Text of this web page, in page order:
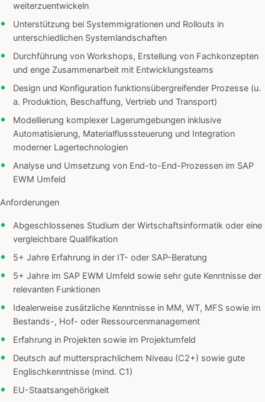
weiterzuentwickeln
Unterstützung bei Systemmigrationen und Rollouts in
unterschiedlichen Systemlandschaften
Durchführung von Workshops, Erstellung von Fachkonzepten
und enge Zusammenarbeit mit Entwicklungsteams
Design und Konfiguration funktionsübergreifender Prozesse (u.
a. Produktion, Beschaffung, Vertrieb und Transport)
Modellierung komplexer Lagerumgebungen inklusive
Automatisierung, Materialflusssteuerung und Integration
moderner Lagertechnologien
Analyse und Umsetzung von End-to-End-Prozessen im SAP
EWM Umfeld
Anforderungen
Abgeschlossenes Studium der Wirtschaftsinformatik oder eine
vergleichbare Qualifikation
5+ Jahre Erfahrung in der IT- oder SAP-Beratung
5+ Jahre im SAP EWM Umfeld sowie sehr gute Kenntnisse der
relevanten Funktionen
Idealerweise zusätzliche Kenntnisse in MM, WT, MFS sowie im
Bestands-, Hof- oder Ressourcenmanagement
Erfahrung in Projekten sowie im Projektumfeld
Deutsch auf muttersprachlichem Niveau (C2+) sowie gute
Englischkenntnisse (mind. C1)
EU-Staatsangehörigkeit